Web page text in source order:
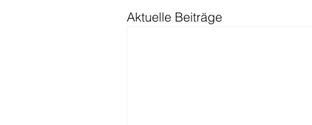
Aktuelle Beiträge